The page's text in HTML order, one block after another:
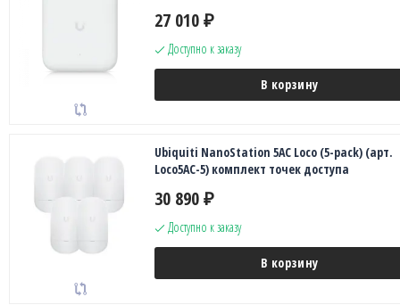
27 010 ₽
Доступно к заказу
В корзину
Ubiquiti NanoStation 5AC Loco (5-pack) (арт.
Loco5AC-5) комплект точек доступа
30 890 ₽
Доступно к заказу
В корзину